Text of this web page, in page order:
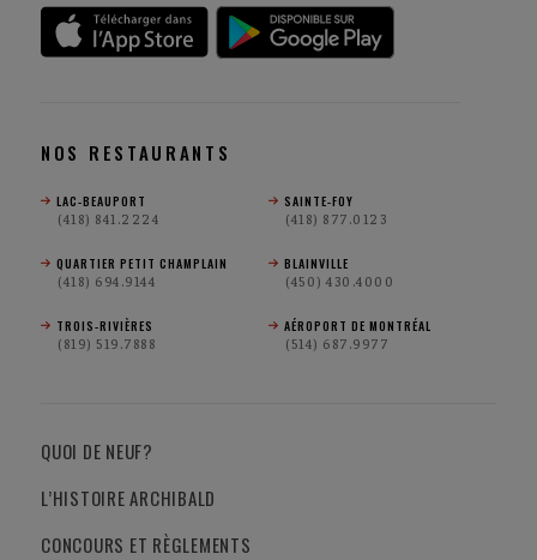
NOS RESTAURANTS
LAC-BEAUPORT
(418) 841.2224
SAINTE-FOY
(418) 877.0123
QUARTIER PETIT CHAMPLAIN
(418) 694.9144
BLAINVILLE
(450) 430.4000
TROIS-RIVIÈRES
(819) 519.7888
AÉROPORT DE MONTRÉAL
(514) 687.9977
QUOI DE NEUF?
L’HISTOIRE ARCHIBALD
CONCOURS ET RÈGLEMENTS